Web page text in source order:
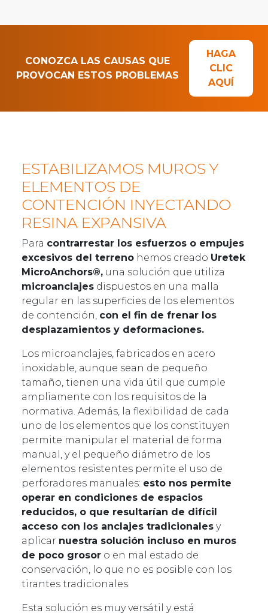
CONOZCA LAS CAUSAS QUE
PROVOCAN ESTOS PROBLEMAS
HAGA
CLIC
AQUÍ
ESTABILIZAMOS MUROS Y
ELEMENTOS DE
CONTENCIÓN INYECTANDO
RESINA EXPANSIVA
Para contrarrestar los esfuerzos o empujes
excesivos del terreno hemos creado Uretek
MicroAnchors®, una solución que utiliza
microanclajes dispuestos en una malla
regular en las superficies de los elementos
de contención, con el fin de frenar los
desplazamientos y deformaciones.
Los microanclajes, fabricados en acero
inoxidable, aunque sean de pequeño
tamaño, tienen una vida útil que cumple
ampliamente con los requisitos de la
normativa. Además, la flexibilidad de cada
uno de los elementos que los constituyen
permite manipular el material de forma
manual, y el pequeño diámetro de los
elementos resistentes permite el uso de
perforadores manuales: esto nos permite
operar en condiciones de espacios
reducidos, o que resultarían de difícil
acceso con los anclajes tradicionales y
aplicar nuestra solución incluso en muros
de poco grosor o en mal estado de
conservación, lo que no es posible con los
tirantes tradicionales.
Esta solución es muy versátil y está